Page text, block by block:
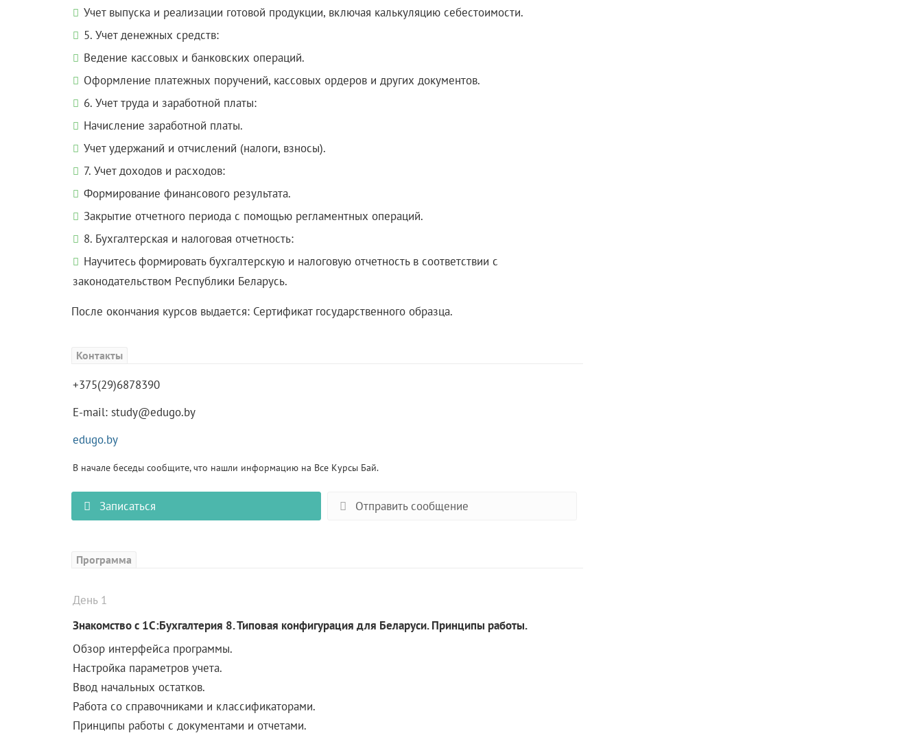
Учет выпуска и реализации готовой продукции, включая калькуляцию себестоимости.
5. Учет денежных средств:
Ведение кассовых и банковских операций.
Оформление платежных поручений, кассовых ордеров и других документов.
6. Учет труда и заработной платы:
Начисление заработной платы.
Учет удержаний и отчислений (налоги, взносы).
7. Учет доходов и расходов:
Формирование финансового результата.
Закрытие отчетного периода с помощью регламентных операций.
8. Бухгалтерская и налоговая отчетность:
Научитесь формировать бухгалтерскую и налоговую отчетность в соответствии с
законодательством Республики Беларусь.
После окончания курсов выдается: Сертификат государственного образца.
Контакты
+375(29)6878390
E-mail: study@edugo.by
edugo.by
В начале беседы сообщите, что нашли информацию на Все Курсы Бай.
Записаться Отправить сообщение
Программа
День 1
Знакомство с 1С:Бухгалтерия 8. Типовая конфигурация для Беларуси. Принципы работы.
Обзор интерфейса программы.
Настройка параметров учета.
Ввод начальных остатков.
Работа со справочниками и классификаторами.
Принципы работы с документами и отчетами.